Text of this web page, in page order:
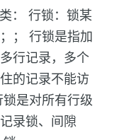
： 行锁：锁某
； 行锁是指加
行记录，多个
的记录不能访
是对所有行级
录锁、间隙